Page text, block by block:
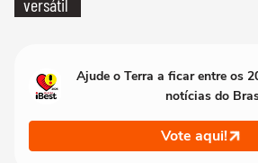
versátil
Ajude o Terra a ficar entre os
notícias do
Vote aqui!